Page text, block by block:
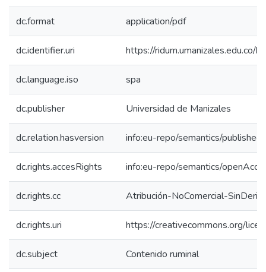
dc.format application/pdf
dc.identifier.uri https://
dc.language.iso spa
dc.publisher Universidad de Manizales
dc.relation.hasversion info:eu-repo/semantics/
dc.rights.accesRights info:eu-repo/semantics/
dc.rights.cc Atribución-NoComercial-
dc.rights.uri https://creativecommons.org/
dc.subject Contenido ruminal